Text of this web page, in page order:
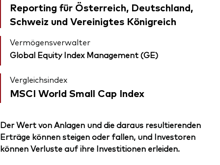
Reporting für Österreich, Deutschland,
Schweiz und Vereinigtes Königreich
Vermögensverwalter
Global Equity Index Management (GE)
Vergleichsindex
MSCI World Small Cap Index
Der Wert von Anlagen und die daraus resultierenden
Erträge können steigen oder fallen, und Investoren
können Verluste auf ihre Investitionen erleiden.